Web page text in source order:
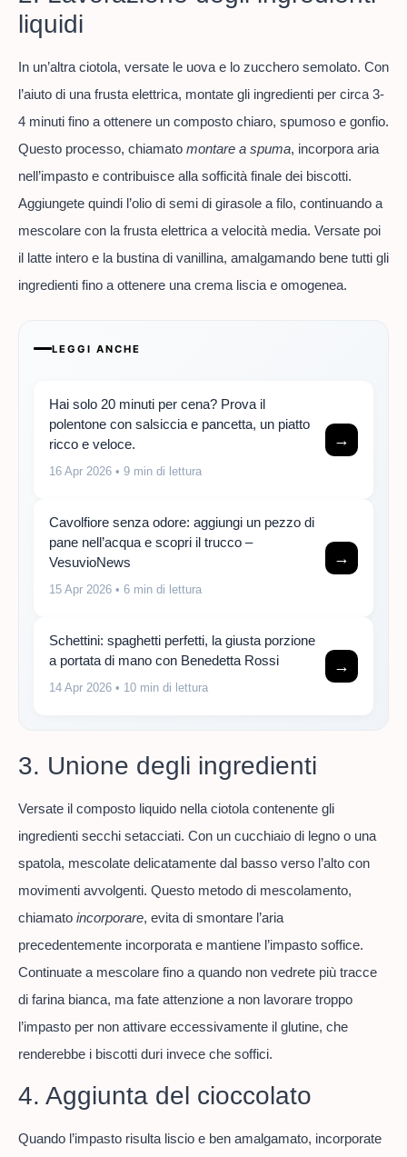
liquidi
In un’altra ciotola, versate le uova e lo zucchero semolato. Con
l’aiuto di una frusta elettrica, montate gli ingredienti per circa 3-
4 minuti fino a ottenere un composto chiaro, spumoso e gonfio.
Questo processo, chiamato montare a spuma, incorpora aria
nell’impasto e contribuisce alla sofficità finale dei biscotti.
Aggiungete quindi l’olio di semi di girasole a filo, continuando a
mescolare con la frusta elettrica a velocità media. Versate poi
il latte intero e la bustina di vanillina, amalgamando bene tutti gli
ingredienti fino a ottenere una crema liscia e omogenea.
LEGGI ANCHE
Hai solo 20 minuti per cena? Prova il
polentone con salsiccia e pancetta, un piatto
ricco e veloce.
16 Apr 2026 • 9 min di lettura
→
Cavolfiore senza odore: aggiungi un pezzo di
pane nell’acqua e scopri il trucco –
VesuvioNews
15 Apr 2026 • 6 min di lettura
→
Schettini: spaghetti perfetti, la giusta porzione
a portata di mano con Benedetta Rossi
14 Apr 2026 • 10 min di lettura
→
3. Unione degli ingredienti
Versate il composto liquido nella ciotola contenente gli
ingredienti secchi setacciati. Con un cucchiaio di legno o una
spatola, mescolate delicatamente dal basso verso l’alto con
movimenti avvolgenti. Questo metodo di mescolamento,
chiamato incorporare, evita di smontare l’aria
precedentemente incorporata e mantiene l’impasto soffice.
Continuate a mescolare fino a quando non vedrete più tracce
di farina bianca, ma fate attenzione a non lavorare troppo
l’impasto per non attivare eccessivamente il glutine, che
renderebbe i biscotti duri invece che soffici.
4. Aggiunta del cioccolato
Quando l’impasto risulta liscio e ben amalgamato, incorporate